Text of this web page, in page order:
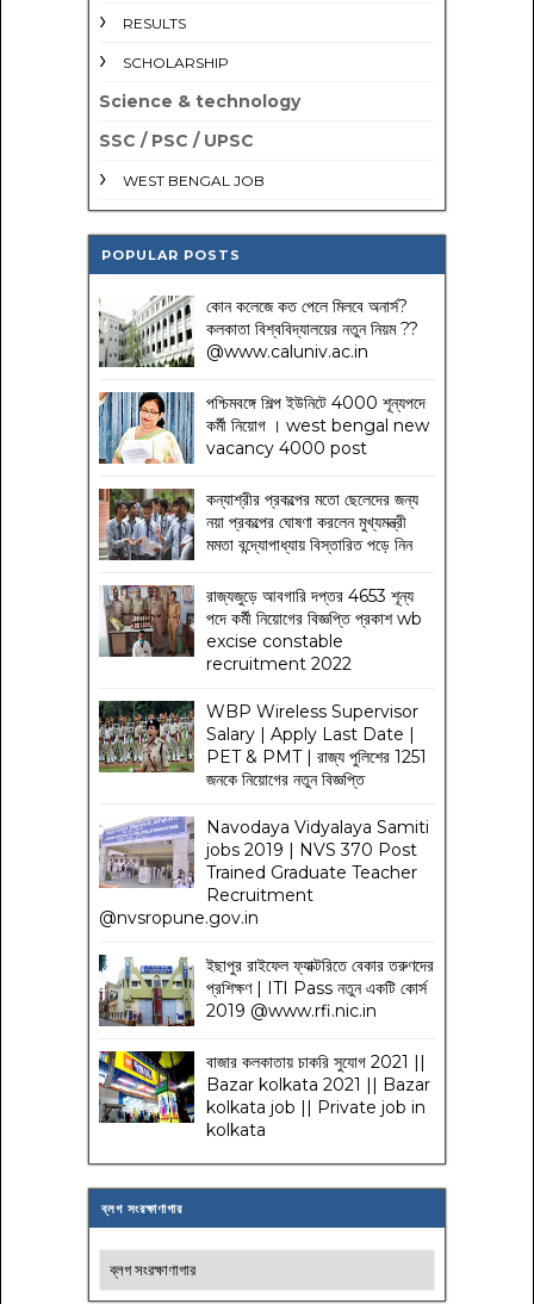
RESULTS
SCHOLARSHIP
Science & technology
SSC / PSC / UPSC
WEST BENGAL JOB
POPULAR POSTS
কোন কলেজে কত পেলে মিলবে অনার্স?
কলকাতা বিশ্ববিদ্যালয়ের নতুন নিয়ম??
@www.caluniv.ac.in
পশ্চিমবঙ্গে শিল্প ইউনিটে 4000 শূন্যপদে
কর্মী নিয়োগ । west bengal new
vacancy 4000 post
কন্যাশ্রীর প্রকল্পের মতো ছেলেদের জন্য
নয়া প্রকল্পের ঘোষণা করলেন মুখ্যমন্ত্রী
মমতা বন্দ্যোপাধ্যায় বিস্তারিত পড়ে নিন
রাজ্যজুড়ে আবগারি দপ্তর 4653 শূন্য
পদে কর্মী নিয়োগের বিজ্ঞপ্তি প্রকাশ wb
excise constable
recruitment 2022
WBP Wireless Supervisor
Salary | Apply Last Date |
PET & PMT | রাজ্য পুলিশের 1251
জনকে নিয়োগের নতুন বিজ্ঞপ্তি
Navodaya Vidyalaya Samiti
jobs 2019 | NVS 370 Post
Trained Graduate Teacher
Recruitment
@nvsropune.gov.in
ইছাপুর রাইফেল ফ্যাক্টরিতে বেকার তরুণদের
প্রশিক্ষণ | ITI Pass নতুন একটি কোর্স
2019 @www.rfi.nic.in
বাজার কলকাতায় চাকরি সুযোগ 2021 ||
Bazar kolkata 2021 || Bazar
kolkata job || Private job in
kolkata
ব্লগ সংরক্ষাণাগার